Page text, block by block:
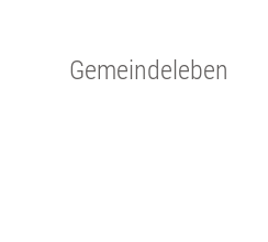
Gemeindeleben